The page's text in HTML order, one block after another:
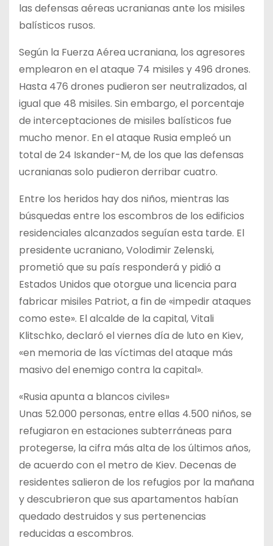
las defensas aéreas ucranianas ante los misiles
balísticos rusos.
Según la Fuerza Aérea ucraniana, los agresores
emplearon en el ataque 74 misiles y 496 drones.
Hasta 476 drones pudieron ser neutralizados, al
igual que 48 misiles. Sin embargo, el porcentaje
de interceptaciones de misiles balísticos fue
mucho menor. En el ataque Rusia empleó un
total de 24 Iskander-M, de los que las defensas
ucranianas solo pudieron derribar cuatro.
Entre los heridos hay dos niños, mientras las
búsquedas entre los escombros de los edificios
residenciales alcanzados seguían esta tarde. El
presidente ucraniano, Volodimir Zelenski,
prometió que su país responderá y pidió a
Estados Unidos que otorgue una licencia para
fabricar misiles Patriot, a fin de «impedir ataques
como este». El alcalde de la capital, Vitali
Klitschko, declaró el viernes día de luto en Kiev,
«en memoria de las víctimas del ataque más
masivo del enemigo contra la capital».
«Rusia apunta a blancos civiles»
Unas 52.000 personas, entre ellas 4.500 niños, se
refugiaron en estaciones subterráneas para
protegerse, la cifra más alta de los últimos años,
de acuerdo con el metro de Kiev. Decenas de
residentes salieron de los refugios por la mañana
y descubrieron que sus apartamentos habían
quedado destruidos y sus pertenencias
reducidas a escombros.